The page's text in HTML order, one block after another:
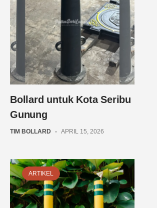
Bollard untuk Kota Seribu
Gunung
TIM BOLLARD - APRIL 15, 2026
ARTIKEL